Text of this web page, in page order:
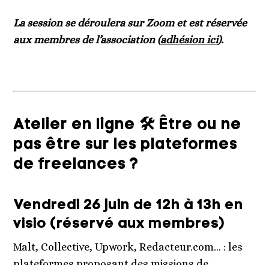
La session se déroulera sur Zoom et est réservée
aux membres de l’association (adhésion ici).
Atelier en ligne 🛠 Être ou ne
pas être sur les plateformes
de freelances ?
Vendredi 26 juin de 12h à 13h en
visio (réservé aux membres)
Malt, Collective, Upwork, Redacteur.com… : les